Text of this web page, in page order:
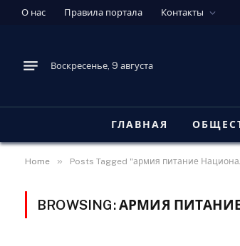
О нас Правила портала Контакты
Воскресенье, 9 августа
ГЛАВНАЯ
Home » Posts Tagged "армия питание
BROWSING:АРМИЯ